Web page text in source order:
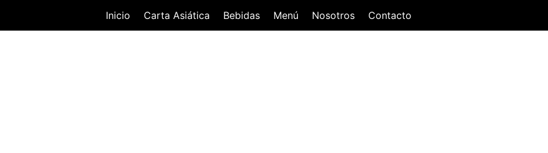
Inicio Carta Asiática Bebidas Menú Nosotros Contacto